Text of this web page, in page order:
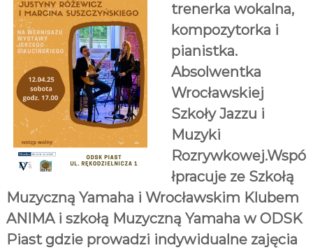
K
u
l
t
u
r
a
l
n
y
c
h
trenerka wokalna,
kompozytorka i
pianistka.
Absolwentka
Wrocławskiej
Szkoły Jazzu i
Muzyki
Rozrywkowej.Wspó
łpracuje ze Szkołą
Muzyczną Yamaha i Wrocławskim Klubem
ANIMA i szkołą Muzyczną Yamaha w ODSK
Piast gdzie prowadzi indywidualne zajęcia